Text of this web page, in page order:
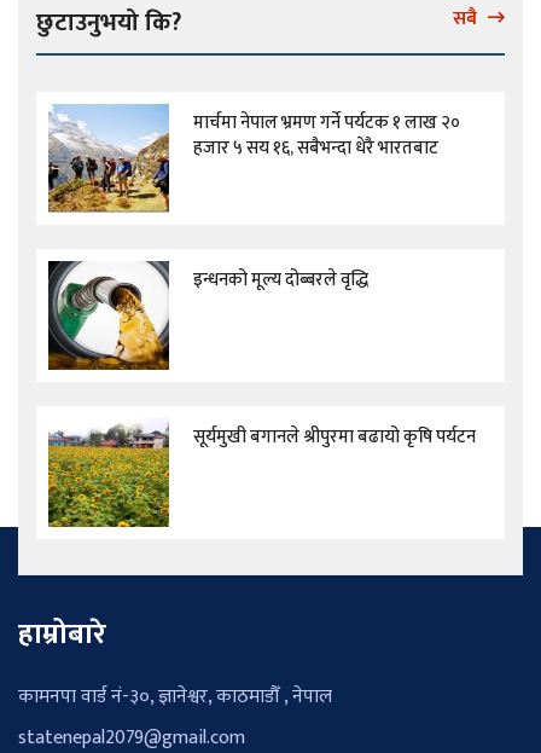
छुटाउनुभयो कि? सबै
मार्चमा नेपाल भ्रमण गर्ने पर्यटक १ लाख २०
हजार ५ सय १६, सबैभन्दा धेरै भारतबाट
इन्धनको मूल्य दोब्बरले वृद्धि
सूर्यमुखी बगानले श्रीपुरमा बढायो कृषि पर्यटन
हाम्रोबारे
कामनपा वार्ड नं-३०, ज्ञानेश्वर, काठमाडौँ , नेपाल
statenepal2079@gmail.com